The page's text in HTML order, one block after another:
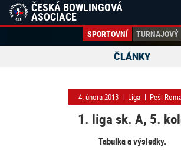
ČESKÁ BOWLINGOVÁ
ASOCIACE
SPORTOVNÍ TURNAJOVÝ
ČLÁNKY
4. února 2013 | Liga | Pešl
1. liga sk. A, 5.
Tabulka a výsledky.